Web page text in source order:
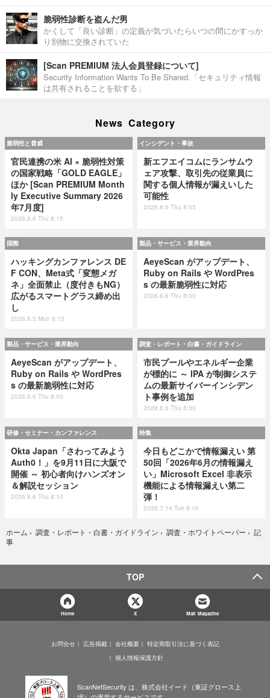
脆弱性診断を盗んだ男
かくして「良い診断」の定義が気づいたらいつの間にかすっか
り別物に交換されていた
[Scan PREMIUM 法人会員登録について]
Security Information Wants To Be Shared.「セキュリティ情報
は共有されることを欲する」
News Category
脆弱性と脅威
官民連携の米 AI × 脆弱性対策
の国家戦略「GOLD EAGLE」
ほか [Scan PREMIUM Month
ly Executive Summary 2026
年7月度]
2026.8.6 Thu 8:15
インシデント・事故
新エフエイコムにランサムウ
ェア攻撃、取引先の従業員に
関する個人情報が漏えいした
可能性
2026.8.6 Thu 8:05
国際
ハッキングカンファレンス DE
F CON、Meta式「変態メガ
ネ」全面禁止（度付きもNG）
広がるスマートグラス締め出
し
2026.8.3 Mon 8:15
製品・サービス・業界動向
AeyeScan がアップデート、
Ruby on Rails や WordPres
s の最新脆弱性に対応
2026.8.6 Thu 8:00
製品・サービス・業界動向
AeyeScan がアップデート、
Ruby on Rails や WordPres
s の最新脆弱性に対応
2026.8.6 Thu 8:00
調査・レポート・白書・ガイドライン
市民プールやエネルギー企業
が標的に ～ IPA が制御システ
ムの最新サイバーインシデン
ト事例を追加
2026.8.6 Thu 8:00
研修・セミナー・カンファレンス
Okta Japan「さわってみよう
Auth0！」を9月11日に大阪で
開催 ～ 初心者向けハンズオン
＆解説セッション
2026.8.6 Thu 8:10
特集
今日もどこかで情報漏えい 第
50回「2026年6月の情報漏え
い」Microsoft Excel 非表示
機能による情報漏えい第二
弾！
2026.7.14 Tue 8:10
ホーム › 調査・レポート・白書・ガイドライン › 調査・ホワイトペーパー › 記
事
TOP
Home X Mail Magazine
お問合せ 広告掲載 会社概要
特定商取引法に基づく表記
個人情報保護方針
ScanNetSecurity は、株式会社イード（東証グロース上